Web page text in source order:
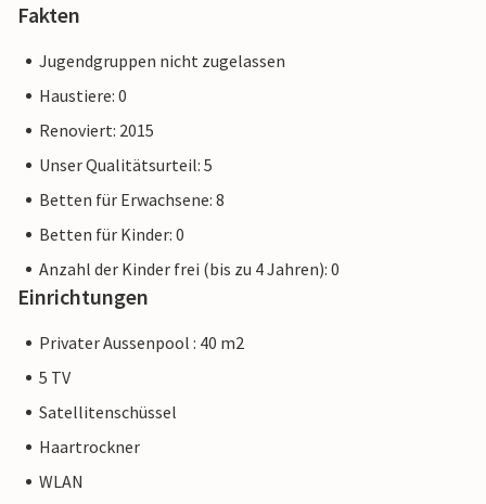
Fakten
Jugendgruppen nicht zugelassen
Haustiere: 0
Renoviert: 2015
Unser Qualitätsurteil: 5
Betten für Erwachsene: 8
Betten für Kinder: 0
Anzahl der Kinder frei (bis zu 4 Jahren): 0
Einrichtungen
Privater Aussenpool : 40 m2
5 TV
Satellitenschüssel
Haartrockner
WLAN